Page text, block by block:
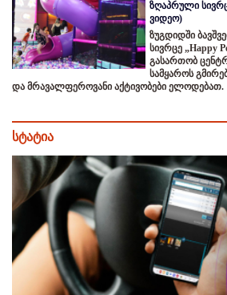
ზღაპრული
ვიდეო)
ზუგდიდში
სივრცე „Happy
გასართობ
სამყაროს
და მრავალფეროვანი აქტივობები ელოდებათ.
სტატია